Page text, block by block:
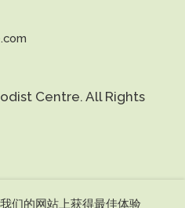
Centre. All Rights
们的网站上获得最佳体验